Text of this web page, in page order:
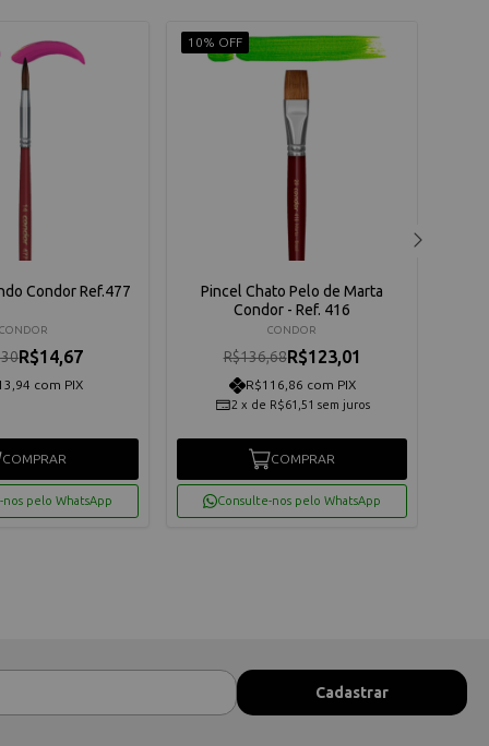
Condor Ref.477
CONDOR
R$14,67
com PIX
COMPRAR
pelo WhatsApp
10% OFF
Pincel Chato Pelo de Marta
Condor - Ref. 416
CONDOR
R$136,68R$123,01
R$116,86 com PIX
2 x de R$61,51 sem juros
COMPRAR
Consulte-nos pelo WhatsApp